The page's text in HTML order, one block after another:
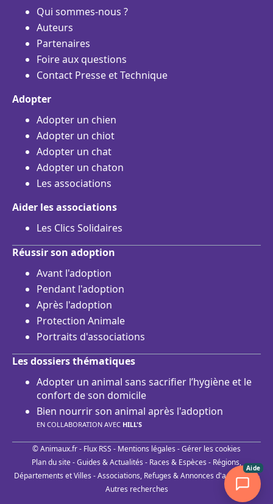
Qui sommes-nous ?
Auteurs
Partenaires
Foire aux questions
Contact Presse et Technique
Adopter
Adopter un chien
Adopter un chiot
Adopter un chat
Adopter un chaton
Les associations
Aider les associations
Les Clics Solidaires
Réussir son adoption
Avant l'adoption
Pendant l'adoption
Après l'adoption
Protection Animale
Portraits d'associations
Les dossiers thématiques
Adopter un animal sans sacrifier l’hygiène et le
confort de son domicile
Bien nourrir son animal après l'adoption
EN COLLABORATION AVEC HILL'S
© Animaux.fr - Flux RSS - Mentions légales -Gérer les cookies
Plan du site-Guides & Actualités - Races & Espèces - Régions,
Départements et Villes -Associations, Refuges & Annonces d'adoptions-
Autres recherches
Aide